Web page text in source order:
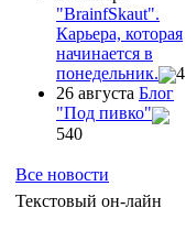
"ВrainfSkaut".
Карьера, которая
начинается в
понедельник.
4
26 августа Блог
"Под пивко"
540
Все новости
Текстовый он-лайн